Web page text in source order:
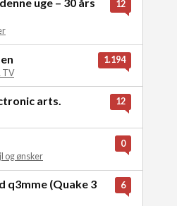
uge – 30 års
12
TV
1.194
arts. 12
og ønsker
0
q3mme (Quake 3
6